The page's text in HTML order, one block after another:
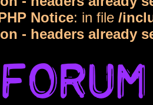
Notice: in file /
- headers already